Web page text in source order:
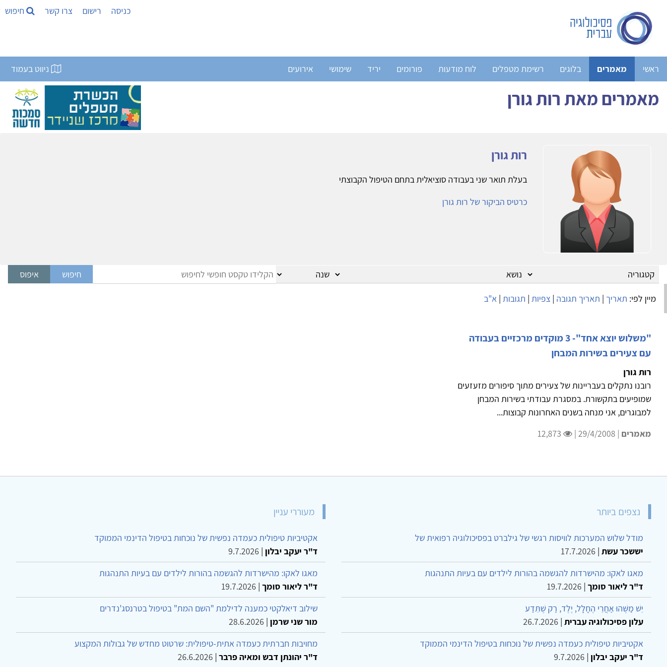
כניסה רישום צרו קשר חיפוש
ראשי מאמרים בלוגים רשימת מטפלים לוח מודעות פורומים יריד שימושי אירועים ניווט בעמוד
מאמרים מאת רות גורן
רות גורן
בעלת תואר שני בעבודה סוציאלית בתחם הטיפול הקבוצתי
כרטיס הביקור של רות גורן
מיין לפי: תאריך | תאריך תגובה | צפיות | תגובות | א"ב
"משלוש יוצא אחד"- 3 מוקדים מרכזיים בעבודה
עם צעירים בשירות המבחן
רות גורן
רובנו נתקלים בעבריינות של צעירים מתוך סיפורים מזעזעים
שמופיעים בתקשורת. במסגרת עבודתי בשירות המבחן
למבוגרים, אני מנחה בשנים האחרונות קבוצות...
מאמרים | 29/4/2008 |
נצפים ביותר
מודל שלוש המערכות לוויסות רגשי של גילברט בפסיכולוגיה רפואית של
יששכר עשת |
17.7.2026
מאגו לאקו: מהישרדות להגשמה בהורות לילדים עם בעיות התנהגות
ד"ר ליאור סומך |
19.7.2026
יֵשׁ מַשֶּׁהוּ אַחֲרֵי הֶחָלָל, יֶלֶד, רַק שֶׁתֵּדַע
עלון פסיכולוגיה עברית |
26.7.2026
אקטיביות טיפולית כעמדה נפשית של נוכחות בטיפול הדינמי הממוקד
ד"ר יעקב יבלון |
9.7.2026
מעוררי עניין
אקטיביות טיפולית כעמדה נפשית של נוכחות בטיפול הדינמי הממוקד
ד"ר יעקב יבלון |
9.7.2026
מאגו לאקו: מהישרדות להגשמה בהורות לילדים עם בעיות התנהגות
ד"ר ליאור סומך |
19.7.2026
שילוב דיאלקטי כמענה לדילמת "השם המת" בטיפול בטרנסג'נדרים
מור שני שרמן |
28.6.2026
מחויבות חברתית כעמדה אתית-טיפולית: שרטוט מחדש של גבולות המקצוע
ד"ר יהונתן דבש ומאיה פרבר |
26.6.2026